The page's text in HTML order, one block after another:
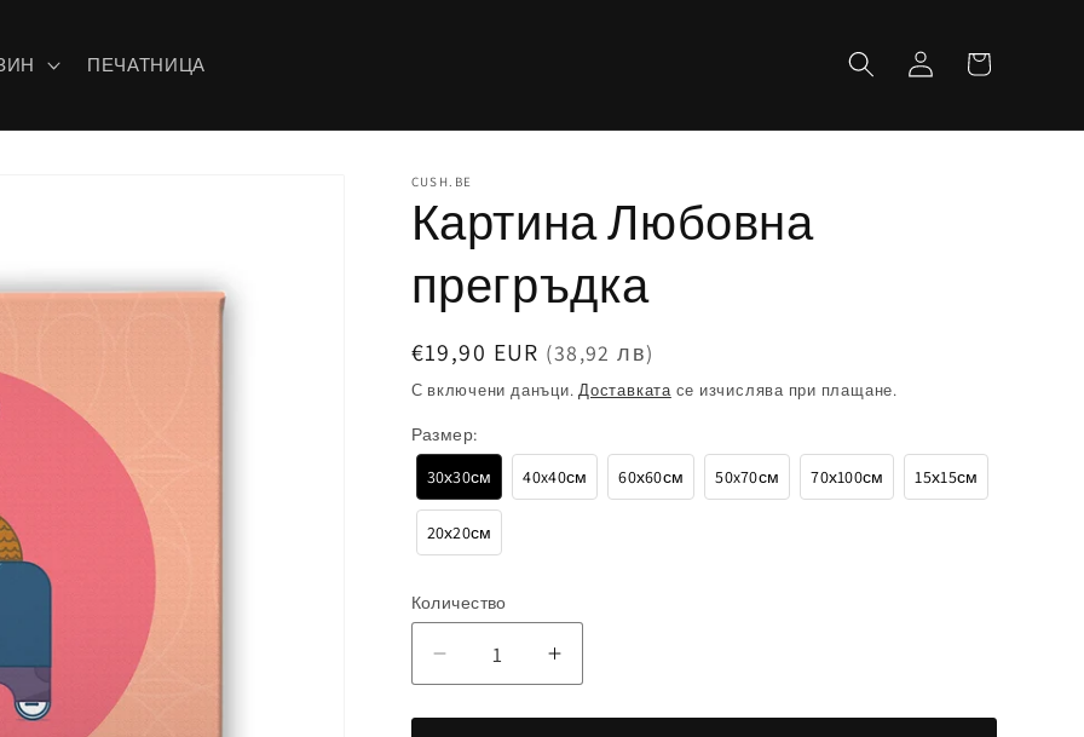
ПЕЧАТНИЦА Влизане Количка
CUSH.BE
Картина Любовна
прегръдка
Обичайна
цена
€19,90 EUR (38,92 лв)
С включени данъци.Доставкатасе изчислява при плащане.
Размер:
30х30см 40x40см 60х60см 50x70см 70х100см 15х15см
20х20см
Количество
НамаляванеУвеличаване